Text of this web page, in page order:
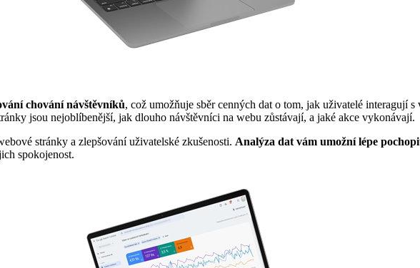
chování návštěvníků, což umožňuje sběr cenných dat o tom, jak uživatelé interagují
jsou nejoblíbenější, jak dlouho návštěvníci na webu zůstávají, a jaké akce vykonávají.
stránky a zlepšování uživatelské zkušenosti. Analýza dat vám umožní lépe
spokojenost.